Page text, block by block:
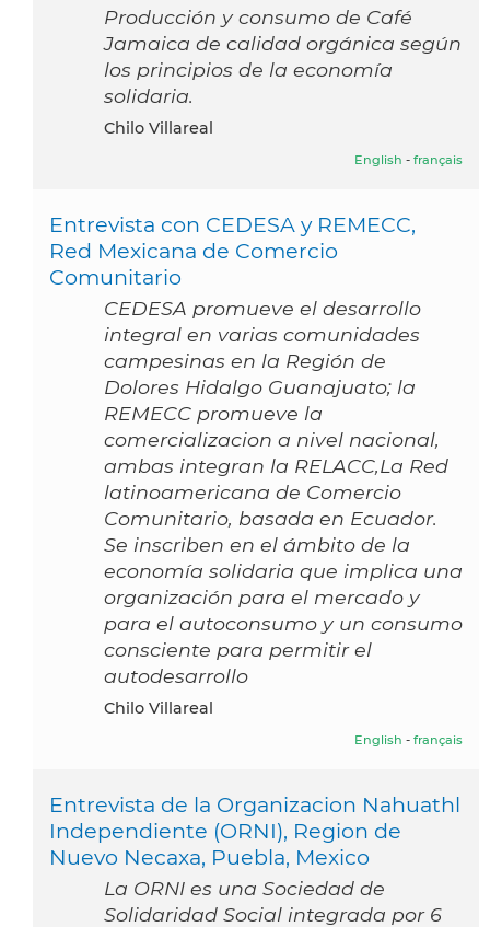
Producción y consumo de Café
Jamaica de calidad orgánica según
los principios de la economía
solidaria.
Chilo Villareal
English - français
Entrevista con CEDESA y REMECC,
Red Mexicana de Comercio
Comunitario
CEDESA promueve el desarrollo
integral en varias comunidades
campesinas en la Región de
Dolores Hidalgo Guanajuato; la
REMECC promueve la
comercializacion a nivel nacional,
ambas integran la RELACC,La Red
latinoamericana de Comercio
Comunitario, basada en Ecuador.
Se inscriben en el ámbito de la
economía solidaria que implica una
organización para el mercado y
para el autoconsumo y un consumo
consciente para permitir el
autodesarrollo
Chilo Villareal
English - français
Entrevista de la Organizacion Nahuathl
Independiente (ORNI), Region de
Nuevo Necaxa, Puebla, Mexico
La ORNI es una Sociedad de
Solidaridad Social integrada por 6